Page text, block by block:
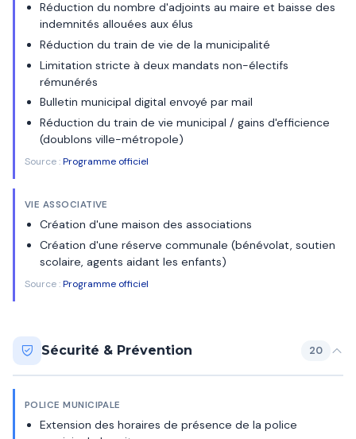
Réduction du nombre d'adjoints au maire et baisse des
indemnités allouées aux élus
Réduction du train de vie de la municipalité
Limitation stricte à deux mandats non-électifs
rémunérés
Bulletin municipal digital envoyé par mail
Réduction du train de vie municipal / gains d'efficience
(doublons ville-métropole)
Source :Programme officiel
VIE ASSOCIATIVE
Création d'une maison des associations
Création d'une réserve communale (bénévolat, soutien
scolaire, agents aidant les enfants)
Source :Programme officiel
Sécurité & Prévention 20
POLICE MUNICIPALE
Extension des horaires de présence de la police